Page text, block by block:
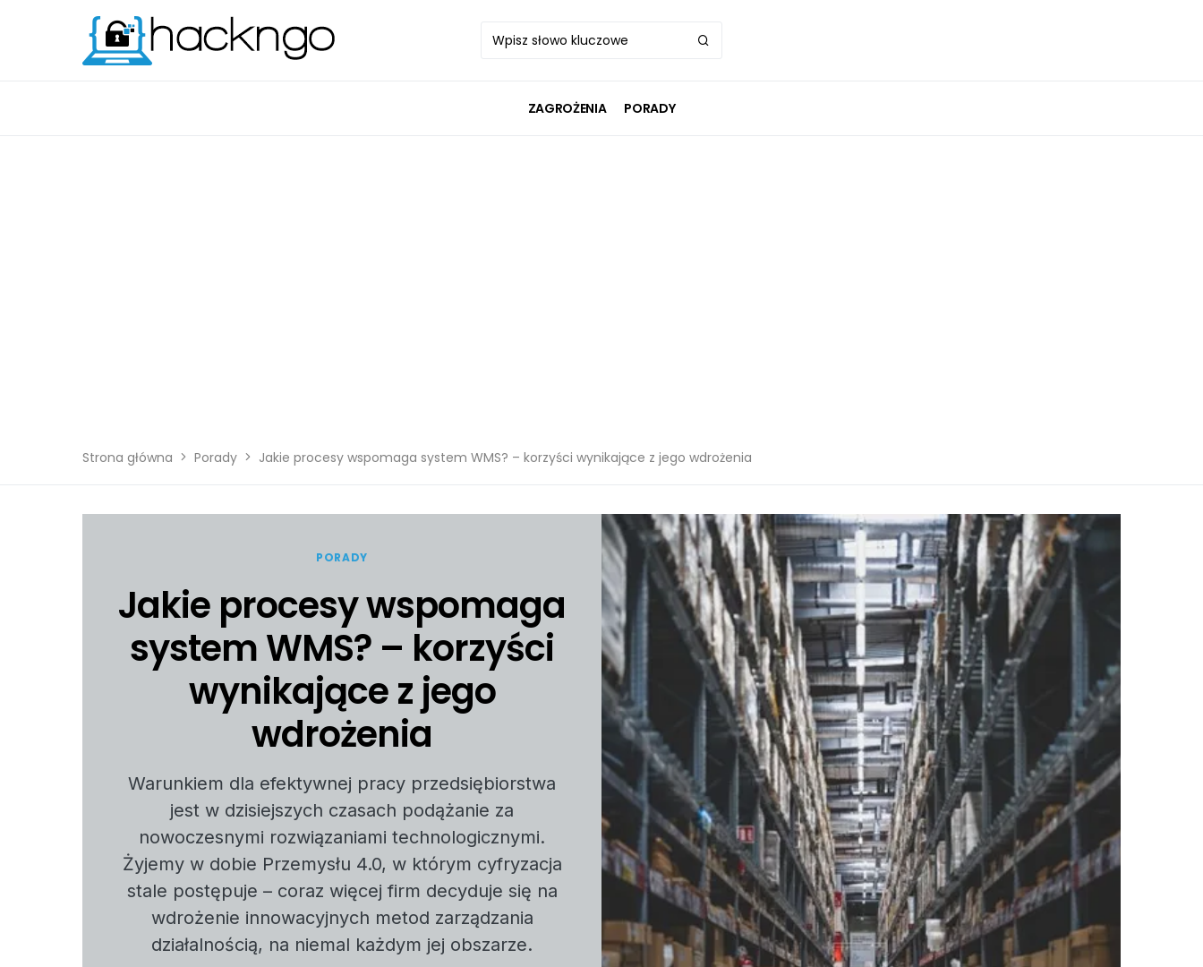
ZAGROŻENIA PORADY
Strona główna Porady Jakie procesy wspomaga system WMS? – korzyści wynikające z jego wdrożenia
PORADY
Jakie procesy wspomaga
system WMS? – korzyści
wynikające z jego
wdrożenia
Warunkiem dla efektywnej pracy przedsiębiorstwa
jest w dzisiejszych czasach podążanie za
nowoczesnymi rozwiązaniami technologicznymi.
Żyjemy w dobie Przemysłu 4.0, w którym cyfryzacja
stale postępuje – coraz więcej firm decyduje się na
wdrożenie innowacyjnych metod zarządzania
działalnością, na niemal każdym jej obszarze.